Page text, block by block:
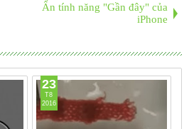
Ẩn tính năng "Gần đây" của
iPhone
23
T8
2016